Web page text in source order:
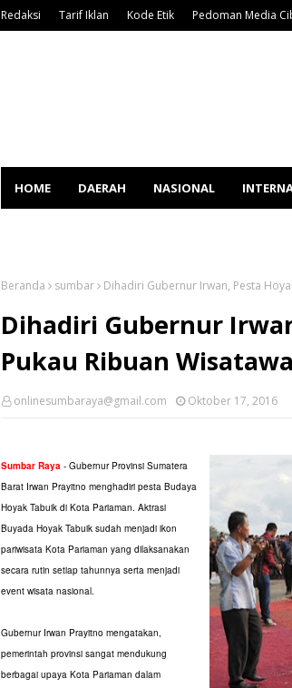
Redaksi Tarif Iklan Kode Etik Pedoman Media
HOME DAERAH NASIONAL
Beranda sumbar Dihadiri Gubernur Irwan, Pesta
Dihadiri Gubernur
Pukau Ribuan
onlinesumbaraya@gmail.com Oktober 17, 2016
Sumbar Raya - Gubernur Provinsi Sumatera
Barat Irwan Prayitno menghadiri pesta Budaya
Hoyak Tabuik di Kota Pariaman. Aktrasi
Buyada Hoyak Tabuik sudah menjadi ikon
pariwisata Kota Pariaman yang dilaksanakan
secara rutin setiap tahunnya serta menjadi
event wisata nasional.
Gubernur Irwan Prayitno mengatakan,
pemerintah provinsi sangat mendukung
berbagai upaya Kota Pariaman dalam